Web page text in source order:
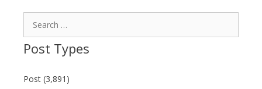
Post Types
Post (3,891)